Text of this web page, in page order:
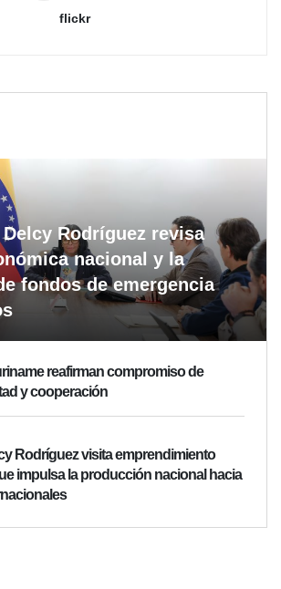
flickr
Rodríguez revisa
nacional y la
fondos de emergencia
reafirman compromiso de
y cooperación
Rodríguez visita emprendimiento
impulsa la producción nacional hacia